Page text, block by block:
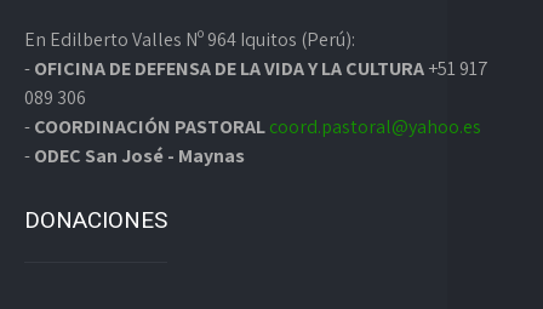
En Edilberto Valles Nº 964 Iquitos (Perú):
-OFICINA DE DEFENSA DE LA VIDA Y LA CULTURA+51 917
089 306
-COORDINACIÓN PASTORALcoord.pastoral@yahoo.es
-ODEC San José - Maynas
DONACIONES